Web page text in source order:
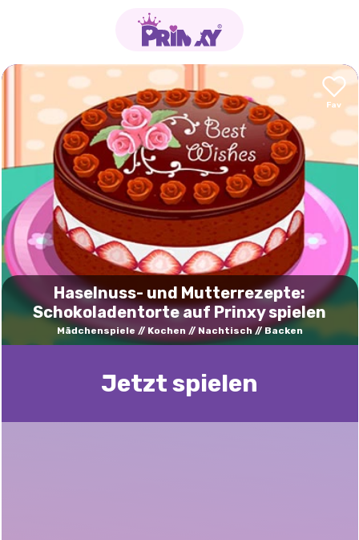
Haselnuss- und Mutterrezepte:
Schokoladentorte auf Prinxy spielen
Mädchenspiele Kochen Nachtisch Backen
Jetzt spielen